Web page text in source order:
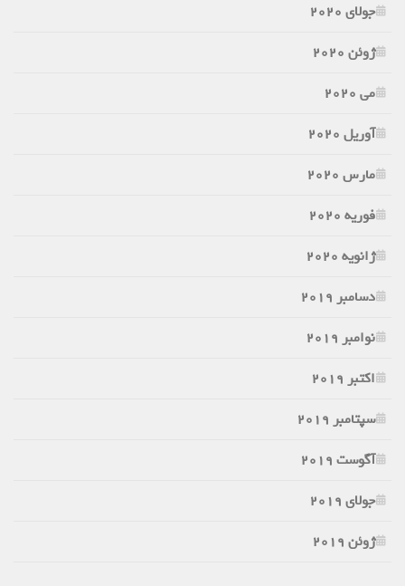
جولای 2020
ژوئن 2020
می 2020
آوریل 2020
مارس 2020
فوریه 2020
ژانویه 2020
دسامبر 2019
نوامبر 2019
اکتبر 2019
سپتامبر 2019
آگوست 2019
جولای 2019
ژوئن 2019